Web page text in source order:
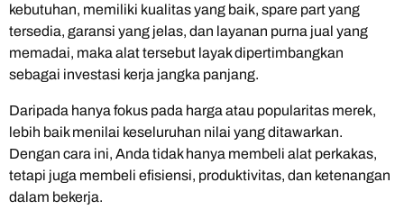
kebutuhan, memiliki kualitas yang baik, spare part yang
tersedia, garansi yang jelas, dan layanan purna jual yang
memadai, maka alat tersebut layak dipertimbangkan
sebagai investasi kerja jangka panjang.
Daripada hanya fokus pada harga atau popularitas merek,
lebih baik menilai keseluruhan nilai yang ditawarkan.
Dengan cara ini, Anda tidak hanya membeli alat perkakas,
tetapi juga membeli efisiensi, produktivitas, dan ketenangan
dalam bekerja.